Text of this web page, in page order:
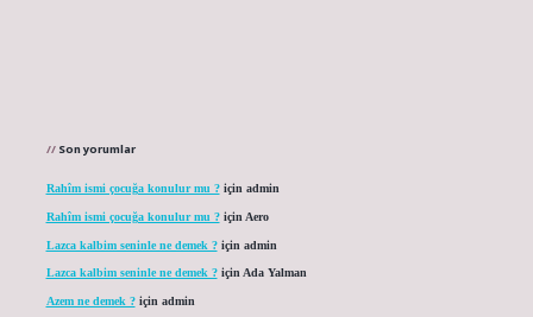
Son yorumlar
Rahîm ismi çocuğa konulur mu ?için admin
Rahîm ismi çocuğa konulur mu ?için Aero
Lazca kalbim seninle ne demek ?için admin
Lazca kalbim seninle ne demek ?için Ada Yalman
Azem ne demek ?için admin